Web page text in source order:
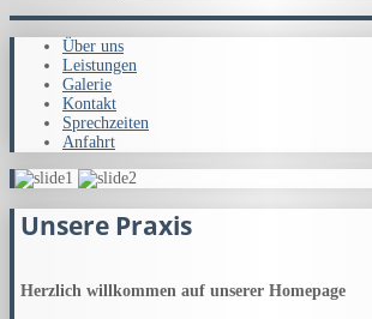
Über uns
Leistungen
Galerie
Kontakt
Sprechzeiten
Anfahrt
Unsere Praxis
Herzlich willkommen auf unserer Homepage